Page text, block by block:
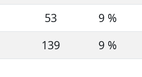
53 9 %
139 9 %